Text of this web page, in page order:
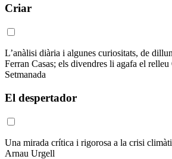
Criar
L’anàlisi diària i algunes curiositats, de
Ferran Casas; els divendres li agafa el
Setmanada
El despertador
Una mirada crítica i rigorosa a la crisi
Arnau Urgell